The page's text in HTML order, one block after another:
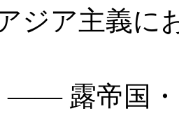
ジア主義に
・ソ連